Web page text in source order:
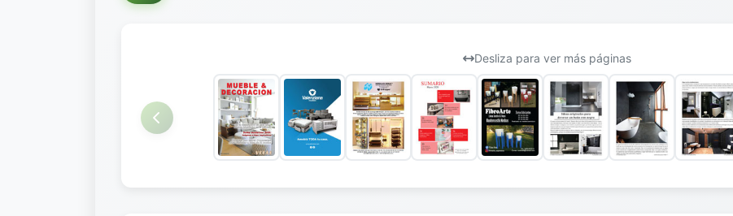
Desliza para ver más páginas